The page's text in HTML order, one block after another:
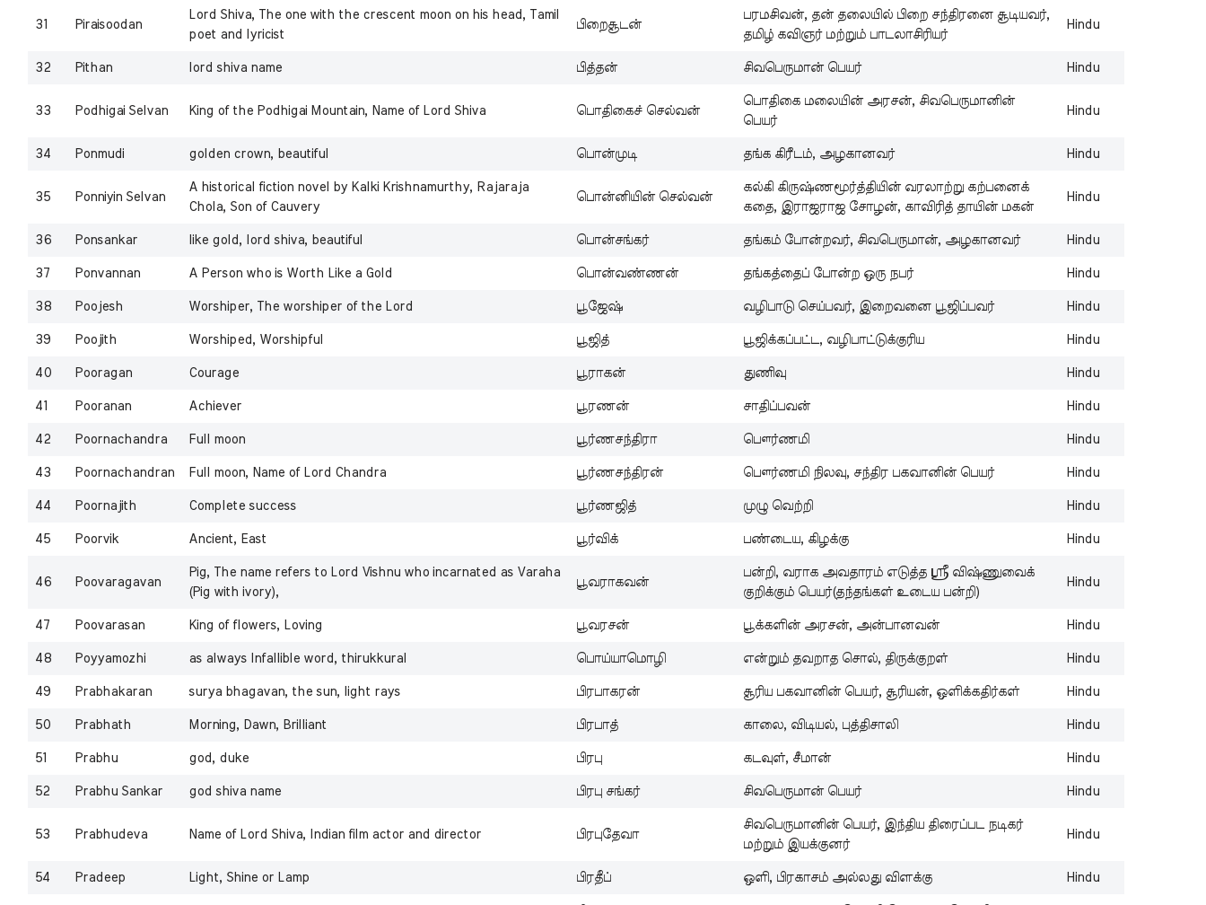
31 Piraisoodan
Lord Shiva, The one with the crescent moon on his head, Tamil
poet and lyricist
பிறைசூடன்
பரமசிவன், தன் தலையில் பிறை சந்திரனை சூடியவர்,
தமிழ் கவிஞர் மற்றும் பாடலாசிரியர்
Hindu
32 Pithan lord shiva name பித்தன் சிவபெருமான் பெயர் Hindu
33 Podhigai Selvan King of the Podhigai Mountain, Name of Lord Shiva பொதிகைச் செல்வன்
பொதிகை மலையின் அரசன், சிவபெருமானின்
பெயர்
Hindu
34 Ponmudi golden crown, beautiful பொன்முடி தங்க கிரீடம், அழகானவர் Hindu
35 Ponniyin Selvan
A historical fiction novel by Kalki Krishnamurthy, Rajaraja
Chola, Son of Cauvery
பொன்னியின் செல்வன்
கல்கி கிருஷ்ணமூர்த்தியின் வரலாற்று கற்பனைக்
கதை, இராஜராஜ சோழன், காவிரித் தாயின் மகன்
Hindu
36 Ponsankar like gold, lord shiva, beautiful பொன்சங்கர் தங்கம் போன்றவர், சிவபெருமான், அழகானவர் Hindu
37 Ponvannan A Person who is Worth Like a Gold பொன்வண்ணன் தங்கத்தைப் போன்ற ஒரு நபர் Hindu
38 Poojesh Worshiper, The worshiper of the Lord பூஜேஷ் வழிபாடு செய்பவர், இறைவனை பூஜிப்பவர் Hindu
39 Poojith Worshiped, Worshipful பூஜித் பூஜிக்கப்பட்ட, வழிபாட்டுக்குரிய Hindu
40 Pooragan Courage பூராகன் துணிவு Hindu
41 Pooranan Achiever பூரணன் சாதிப்பவன் Hindu
42 Poornachandra Full moon பூர்ணசந்திரா பௌர்ணமி Hindu
43 Poornachandran Full moon, Name of Lord Chandra பூர்ணசந்திரன் பௌர்ணமி நிலவு, சந்திர பகவானின் பெயர் Hindu
44 Poornajith Complete success பூர்ணஜித் முழு வெற்றி Hindu
45 Poorvik Ancient, East பூர்விக் பண்டைய, கிழக்கு Hindu
46 Poovaragavan
Pig, The name refers to Lord Vishnu who incarnated as Varaha
(Pig with ivory),
பூவராகவன்
பன்றி, வராக அவதாரம் எடுத்த ஸ்ரீ விஷ்ணுவைக்
குறிக்கும் பெயர்(தந்தங்கள் உடைய பன்றி)
Hindu
47 Poovarasan King of flowers, Loving பூவரசன் பூக்களின் அரசன், அன்பானவன் Hindu
48 Poyyamozhi as always Infallible word, thirukkural பொய்யாமொழி என்றும் தவறாத சொல், திருக்குறள் Hindu
49 Prabhakaran surya bhagavan, the sun, light rays பிரபாகரன் சூரிய பகவானின் பெயர், சூரியன், ஒளிக்கதிர்கள் Hindu
50 Prabhath Morning, Dawn, Brilliant பிரபாத் காலை, விடியல், புத்திசாலி Hindu
51 Prabhu god, duke பிரபு கடவுள், சீமான் Hindu
52 Prabhu Sankar god shiva name பிரபு சங்கர் சிவபெருமான் பெயர் Hindu
53 Prabhudeva Name of Lord Shiva, Indian film actor and director பிரபுதேவா
சிவபெருமானின் பெயர், இந்திய திரைப்பட நடிகர்
மற்றும் இயக்குனர்
Hindu
54 Pradeep Light, Shine or Lamp பிரதீப் ஒளி, பிரகாசம் அல்லது விளக்கு Hindu